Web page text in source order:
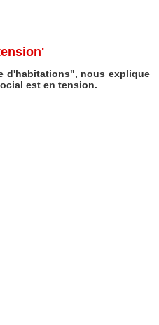
d'habitations", nous explique
est en tension.